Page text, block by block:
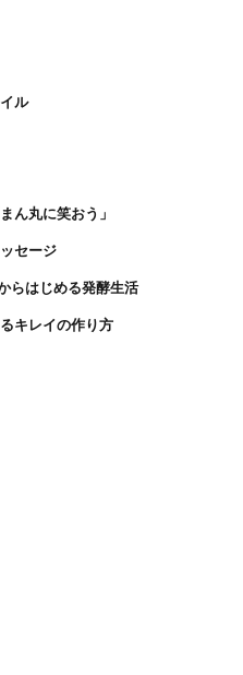
ル
ん丸に笑おう」
セージ
らはじめる発酵生活
キレイの作り方